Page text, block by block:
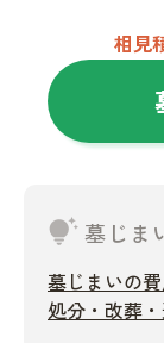
相見
tips_and_updates墓じま
墓じまいの
処分・改葬